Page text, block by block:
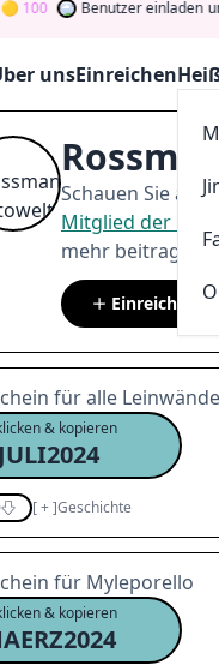
Benutzer einladen und
unsEinreichen
Schauen Sie auf
Mitglied der
mehr beitragen.
Einreichen
für alle Leinwände
& kopieren
JULI2024
[+]Geschichte
für Myleporello
& kopieren